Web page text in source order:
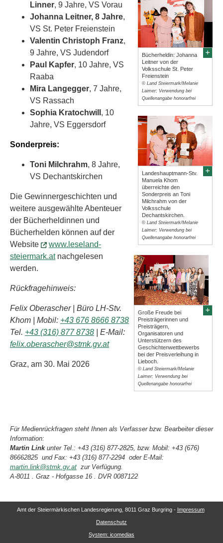
Bücherheldin: Johanna
Leitner von der
Volksschule St. Peter
Freienstein
© Land Steiermark/Melanie
Laimer; Verwendung bei
Quellenangabe honorarfrei
Landeshauptmann-Stv.
Manuela Khom
überreichte den
Sonderpreis an Toni
Milchrahm von der
Volksschule
Dechantskirchen.
© Land Steiermark/Melanie
Laimer; Verwendung bei
Quellenangabe honorarfrei
Große Freude bei
Preisträgerinnen und
Preisträgern,
Organisatoren und
Unterstützern des
Geschichtenwettbewerbs
bei der Preisverleihung in
Lieboch.
© Land Steiermark/Melanie
Laimer; Verwendung bei
Quellenangabe honorarfrei
Linner, 9 Jahre, VS Vorau
Johanna Leitner, 8 Jahre,
VS St. Peter Freienstein
Valentin Christoph Franz,
9 Jahre, VS Judendorf
Paul Kapfer, 10 Jahre, VS
Raaba
Mira Langegger, 7 Jahre,
VS Rassach
Sophia Kratochwill , 10
Jahre, VS Eggersdorf
Sonderpreis:
Toni Milchrahm, 8 Jahre,
VS Dechantskirchen
Die Gewinnergeschichten und
weitere ausgewählte Abenteuer
der Bücherheldinnen und
Bücherhelden können auf der
Website
www.leseland-
steiermark.atnachgelesen
werden.
Rückfragehinweis:
Felix Oberascher | Büro LH-Stv.
Khom | Mobil: +43 676 8666 8738
Tel. +43 (316) 877 8738 | E-Mail:
felix.oberascher@stmk.gv.at
Graz, am 30. Mai 2026
Für Medienrückfragen steht Ihnen als Verfasser bzw. Bearbeiter dieser
Information:
Martin Link unter Tel.: +43 (316) 877-2825, bzw. Mobil: +43 (676)
86662825 und Fax: +43 (316) 877-2294 oder E-Mail:
martin.link@stmk.gv.at zur Verfügung.
A-8011 . Graz - Hofgasse 16 . DVR 0087122
Amt der Steiermärkischen Landesregierung, 8011 Graz Burgring - Impressum
Datenschutz
System: icomedias